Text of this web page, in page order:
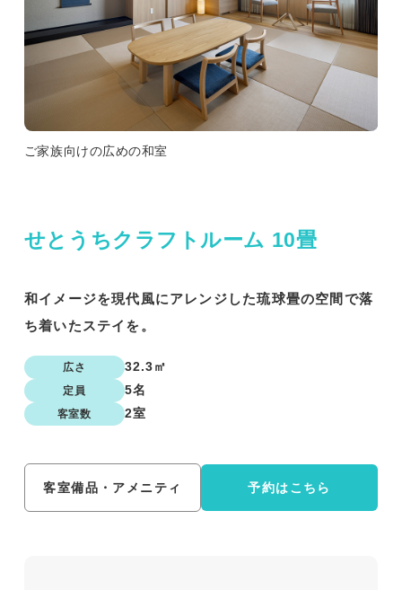
せとうちクラフトルーム 10畳
和イメージを現代風にアレンジした琉球畳の空間で落
ち着いたステイを。
広さ 32.3㎡
定員 5名
客室数 2室
客室備品・アメニティ 予約はこちら
ご家族向けの広めの和室